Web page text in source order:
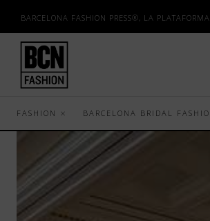
BARCELONA FASHION PRESS®, LA
FASHION BARCELONA BRIDAL